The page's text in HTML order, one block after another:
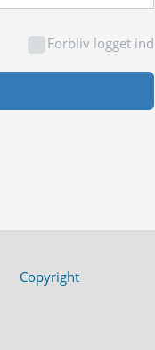
Forbliv logget ind
Copyright